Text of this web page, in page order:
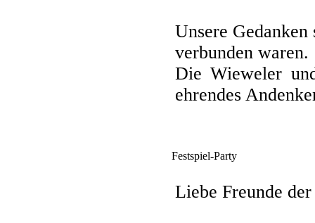
Unsere
verbunden waren.
Die Wieweler
ehrendes
Festspiel-Party
Liebe Freunde